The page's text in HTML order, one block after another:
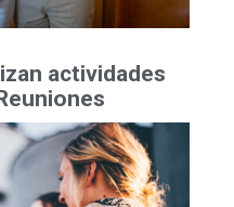
actividades